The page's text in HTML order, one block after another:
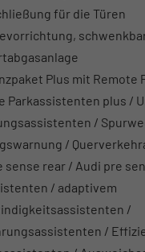
für die Türen
Plus mit Remote
Parkassistenten plus /
/
/
sense rear / Audi pre
/ adaptivem
/
/